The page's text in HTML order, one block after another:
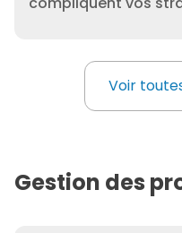
Accédez à un
directement dans
systèmes ERP, PLM
Voir
Gestion des